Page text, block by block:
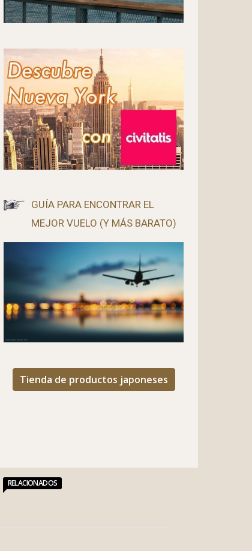
GUÍA PARA ENCONTRAR EL
MEJOR VUELO (Y MÁS BARATO)
Tienda de productos japoneses
RELACIONADOS